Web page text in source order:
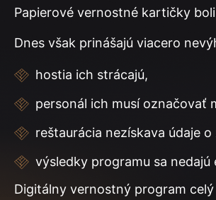
Papierové vernostné kartičky
Dnes však prinášajú viacero
hostia ich strácajú,
personál ich musí označovať
reštaurácia nezískava údaje
výsledky programu sa
Digitálny vernostný program